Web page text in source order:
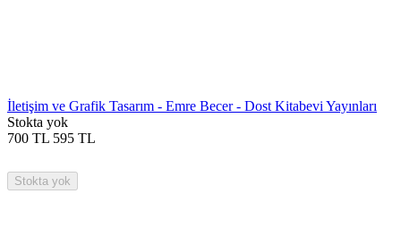
İletişim ve Grafik Tasarım - Emre Becer - Dost Kitabevi Yayınları
Stokta yok
700 TL 595 TL
Stokta yok